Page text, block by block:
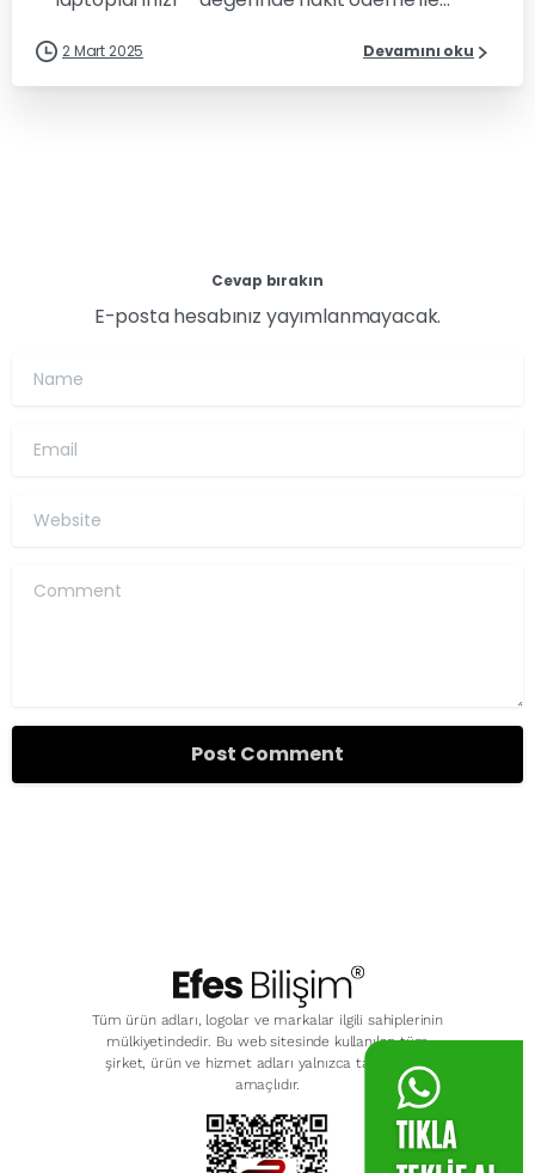
2 Mart 2025 Devamını oku
Cevap bırakın
E-posta hesabınız yayımlanmayacak.
Name
Email
Website
Comment
Tüm ürün adları, logolar ve markalar ilgili sahiplerinin
mülkiyetindedir. Bu web sitesinde kullanılan tüm
şirket, ürün ve hizmet adları yalnızca tanımlama
amaçlıdır.